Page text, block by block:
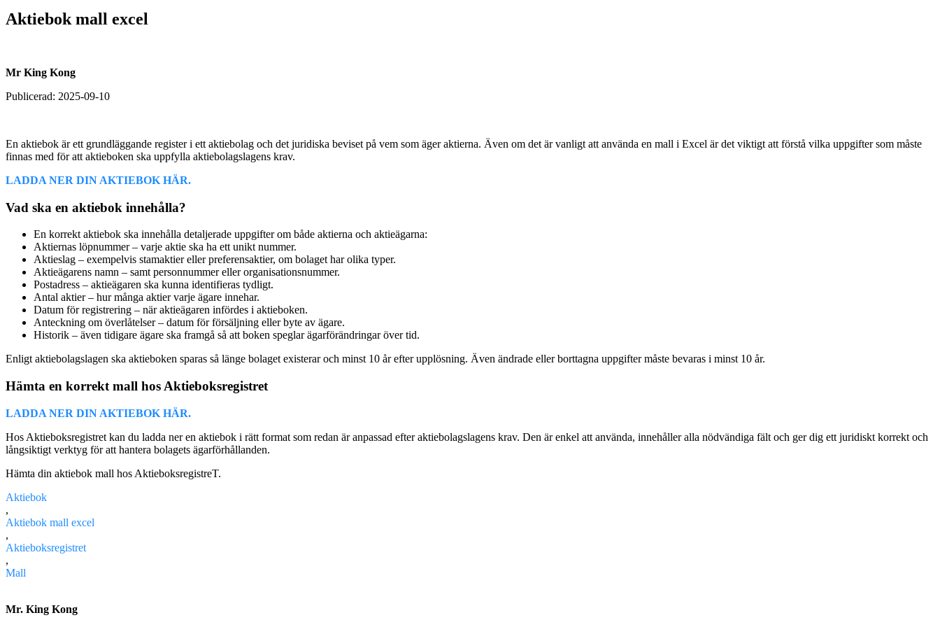
Aktiebok mall excel​
Mr King Kong
Publicerad: 2025-09-10
En aktiebok är ett grundläggande register i ett aktiebolag och det juridiska beviset på vem som äger aktierna. Även om det är vanligt att använda en mall i Excel är det viktigt att förstå vilka uppgifter som måste
finnas med för att aktieboken ska uppfylla aktiebolagslagens krav.
LADDA NER DIN AKTIEBOK HÄR.
Vad ska en aktiebok innehålla?
En korrekt aktiebok ska innehålla detaljerade uppgifter om både aktierna och aktieägarna:
Aktiernas löpnummer – varje aktie ska ha ett unikt nummer.
Aktieslag – exempelvis stamaktier eller preferensaktier, om bolaget har olika typer.
Aktieägarens namn – samt personnummer eller organisationsnummer.
Postadress – aktieägaren ska kunna identifieras tydligt.
Antal aktier – hur många aktier varje ägare innehar.
Datum för registrering – när aktieägaren infördes i aktieboken.
Anteckning om överlåtelser – datum för försäljning eller byte av ägare.
Historik – även tidigare ägare ska framgå så att boken speglar ägarförändringar över tid.
Enligt aktiebolagslagen ska aktieboken sparas så länge bolaget existerar och minst 10 år efter upplösning. Även ändrade eller borttagna uppgifter måste bevaras i minst 10 år.
Hämta en korrekt mall hos Aktieboksregistret
LADDA NER DIN AKTIEBOK HÄR.
Hos Aktieboksregistret kan du ladda ner en aktiebok i rätt format som redan är anpassad efter aktiebolagslagens krav. Den är enkel att använda, innehåller alla nödvändiga fält och ger dig ett juridiskt korrekt och
långsiktigt verktyg för att hantera bolagets ägarförhållanden.
Hämta din aktiebok mall hos AktieboksregistreT.
Aktiebok
,
Aktiebok mall excel​
,
Aktieboksregistret
,
Mall
Mr. King Kong